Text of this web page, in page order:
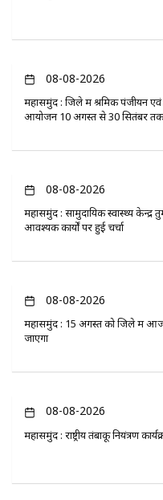
08-08-2026
महासमुंद : जिले में श्रमिक पंजीयन
आयोजन 10 अगस्त से 30 सितंबर तक
08-08-2026
महासमुंद : सामुदायिक स्वास्थ्य
आवश्यक कार्यों पर हुई चर्चा
08-08-2026
महासमुंद : 15 अगस्त को जिले में
जाएगा
08-08-2026
महासमुंद : राष्ट्रीय तंबाकू नियंत्रण